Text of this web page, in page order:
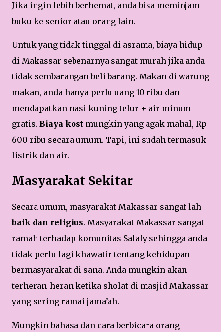
Jika ingin lebih berhemat, anda bisa meminjam
buku ke senior atau orang lain.
Untuk yang tidak tinggal di asrama, biaya hidup
di Makassar sebenarnya sangat murah jika anda
tidak sembarangan beli barang. Makan di warung
makan, anda hanya perlu uang 10 ribu dan
mendapatkan nasi kuning telur + air minum
gratis. Biaya kost mungkin yang agak mahal, Rp
600 ribu secara umum. Tapi, ini sudah termasuk
listrik dan air.
Masyarakat Sekitar
Secara umum, masyarakat Makassar sangat lah
baik dan religius. Masyarakat Makassar sangat
ramah terhadap komunitas Salafy sehingga anda
tidak perlu lagi khawatir tentang kehidupan
bermasyarakat di sana. Anda mungkin akan
terheran-heran ketika sholat di masjid Makassar
yang sering ramai jama’ah.
Mungkin bahasa dan cara berbicara orang